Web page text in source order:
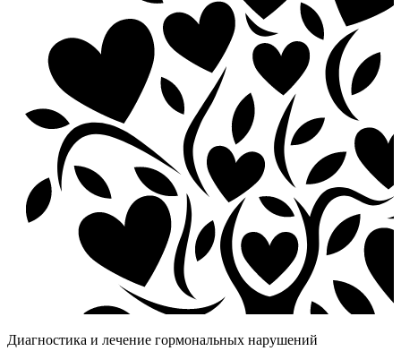
Диагностика и лечение гормональных нарушений